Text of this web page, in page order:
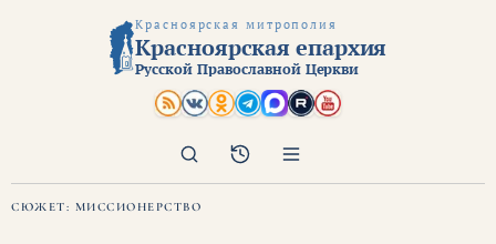
Красноярская митрополия
Красноярская епархия
Русской Православной Церкви
Архив
Поиск
СЮЖЕТ: МИССИОНЕРСТВО